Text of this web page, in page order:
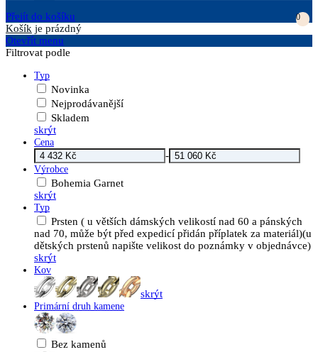
Přejít do košíku
0
Košík je prázdný
Otevřít menu
Filtrovat podle
Typ
Novinka
Nejprodávanější
Skladem
skrýt
Cena
-
Výrobce
Bohemia Garnet
skrýt
Typ
Prsten ( u větších dámských velikostí nad 60 a pánských
nad 70, může být před expedicí přidán příplatek za materiál)(u
dětských prstenů napište velikost do poznámky v objednávce)
skrýt
Kov
skrýt
Primární druh kamene
Bez kamenů